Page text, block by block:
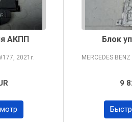
АКПП
2021 г.
Блок
MERCEDES
9